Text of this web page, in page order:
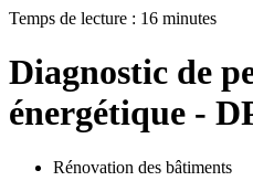
Temps de lecture : 16 minutes
Diagnostic de
énergétique -
Rénovation des bâtiments